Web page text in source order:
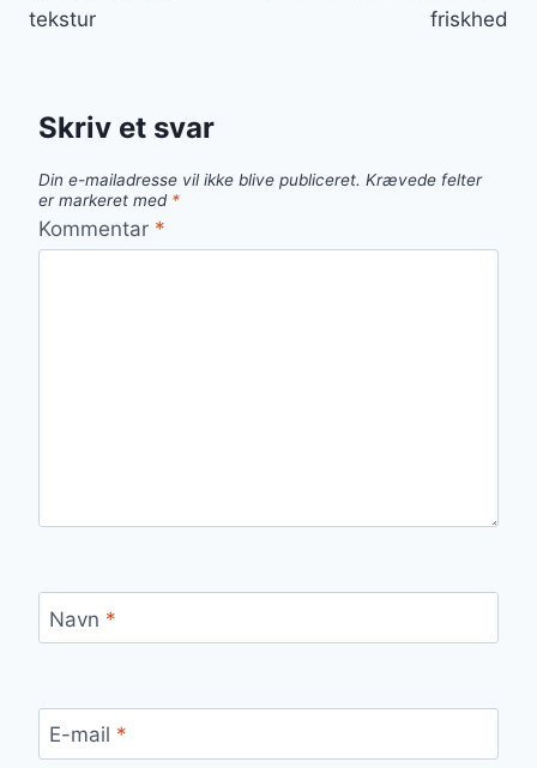
tekstur
friskhed
Skriv et svar
Din e-mailadresse vil ikke blive publiceret. Krævede felter
er markeret med *
Kommentar *
Navn *
E-mail *